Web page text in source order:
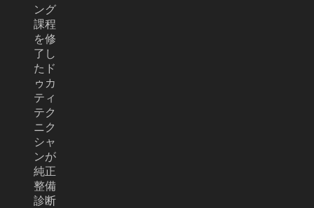
ング
課程
を修
了し
たド
ゥカ
ティ
テク
ニク
シャ
ンが
純正
整備
診断